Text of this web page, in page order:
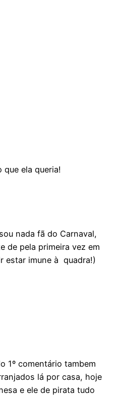
que ela queria!
nada fã do Carnaval,
de pela primeira vez em
estar imune à quadra!)
1º comentário tambem
lá por casa, hoje
e ele de pirata tudo